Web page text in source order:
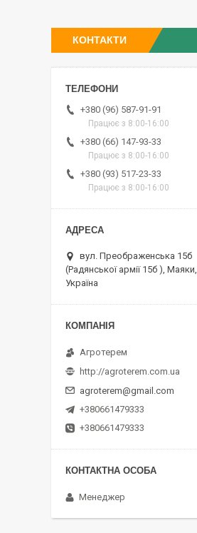
КОНТАКТИ
+380 (96) 587-91-91
Працює з 8:00-16:00
+380 (66) 147-93-33
Працює з 8:00-16:00
+380 (93) 517-23-33
Працює з 8:00-16:00
вул. Преображенська 15б
(Радянської армії 15б ), Маяки,
Україна
Агротерем
http://agroterem.com.ua
agroterem@gmail.com
+380661479333
+380661479333
Менеджер